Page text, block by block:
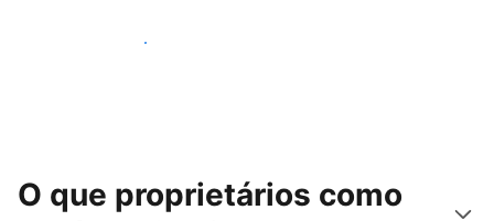
Alcançar novos hóspedes
O que proprietários como